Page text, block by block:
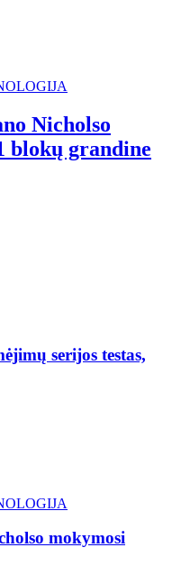
Nicholso
blokų grandine
serijos testas,
mokymosi